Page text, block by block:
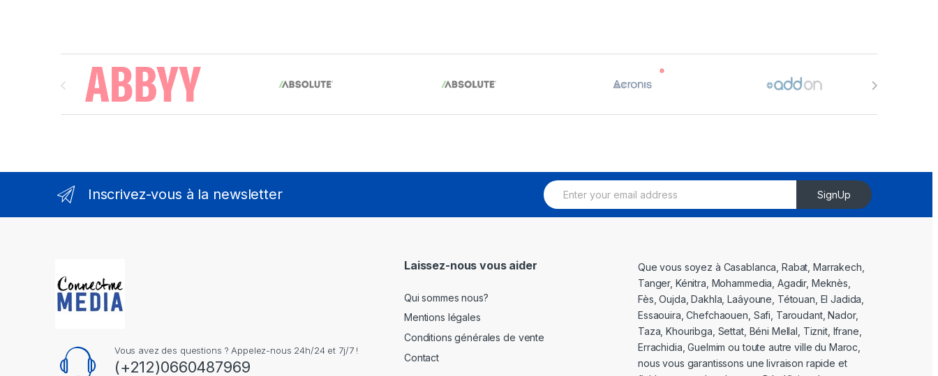
Brands Carousel
Inscrivez-vous à la newsletter
E
m
SignUp
Vous avez des questions ? Appelez-nous 24h/24 et 7j/7 !
(+212)0660487969
Laissez-nous vous aider
Qui sommes nous?
Mentions légales
Conditions générales de vente
Contact
Que vous soyez à Casablanca, Rabat, Marrakech,
Tanger, Kénitra, Mohammedia, Agadir, Meknès,
Fès, Oujda, Dakhla, Laâyoune, Tétouan, El Jadida,
Essaouira, Chefchaouen, Safi, Taroudant, Nador,
Taza, Khouribga, Settat, Béni Mellal, Tiznit, Ifrane,
Errachidia, Guelmim ou toute autre ville du Maroc,
nous vous garantissons une livraison rapide et